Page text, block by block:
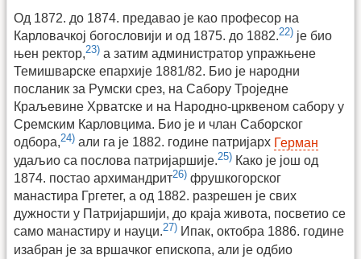
Од 1872. до 1874. предавао је као професор на
Карловачкој богословији и од 1875. до 1882.22) је био
њен ректор,23) а затим администратор упражњене
Темишварске епархије 1881/82. Био је народни
посланик за Румски срез, на Сабору Троједне
Краљевине Хрватске и на Народно-црквеном сабору у
Сремским Карловцима. Био је и члан Саборског
одбора,24) али га је 1882. године патријарх Герман
удаљио са послова патријаршије.25) Како је још од
1874. постао архимандрит26) фрушкогорског
манастира Гргетег, а од 1882. разрешен је свих
дужности у Патријаршији, до краја живота, посветио се
само манастиру и науци.27) Ипак, октобра 1886. године
изабран је за вршачког епископа, али је одбио